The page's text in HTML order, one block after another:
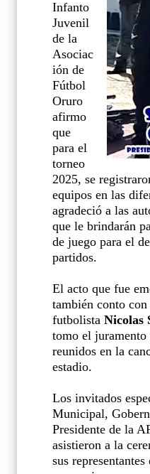
Infanto
Juvenil
de la
Asociac
ión de
Fútbol
Oruro
afirmo
que
para el
torneo
2025, se
equipos en las
agradeció a las
que le brindarán
de juego para el
partidos.
El acto que fue
también conto
futbolista Nicolas
tomo el
reunidos en la
estadio.
Los invitados
Municipal,
Presidente de la
asistieron a la
sus